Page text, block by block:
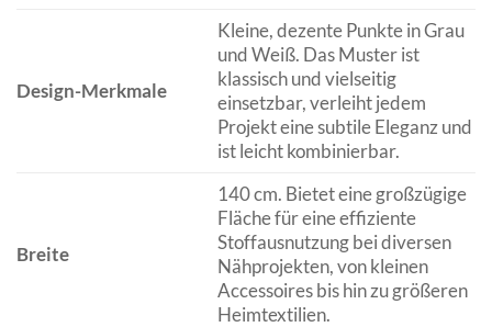
Design-Merkmale
Kleine, dezente Punkte in Grau
und Weiß. Das Muster ist
klassisch und vielseitig
einsetzbar, verleiht jedem
Projekt eine subtile Eleganz und
ist leicht kombinierbar.
Breite
140 cm. Bietet eine großzügige
Fläche für eine effiziente
Stoffausnutzung bei diversen
Nähprojekten, von kleinen
Accessoires bis hin zu größeren
Heimtextilien.